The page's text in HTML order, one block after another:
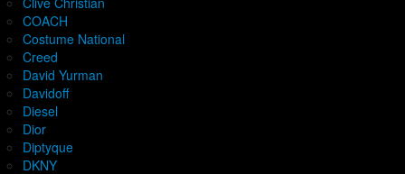
COACH
Costume National
Creed
David Yurman
Davidoff
Diesel
Dior
Diptyque
DKNY